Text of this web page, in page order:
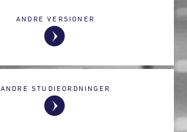
ANDRE VERSIONER
ANDRE STUDIEORDNINGER